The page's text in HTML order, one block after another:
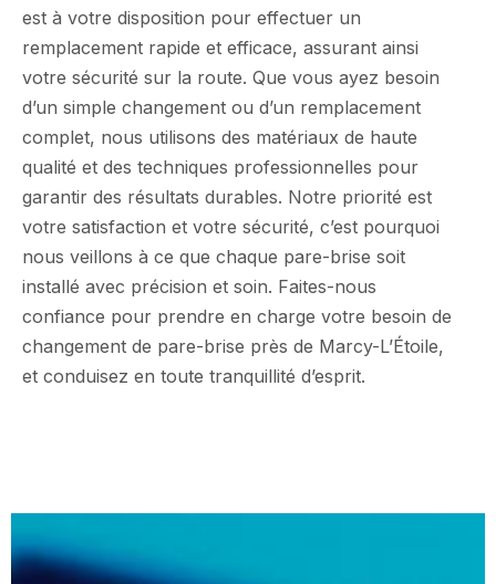
est à votre disposition pour effectuer un
remplacement rapide et efficace, assurant ainsi
votre sécurité sur la route. Que vous ayez besoin
d’un simple changement ou d’un remplacement
complet, nous utilisons des matériaux de haute
qualité et des techniques professionnelles pour
garantir des résultats durables. Notre priorité est
votre satisfaction et votre sécurité, c’est pourquoi
nous veillons à ce que chaque pare-brise soit
installé avec précision et soin. Faites-nous
confiance pour prendre en charge votre besoin de
changement de pare-brise près de Marcy-L’Étoile,
et conduisez en toute tranquillité d’esprit.